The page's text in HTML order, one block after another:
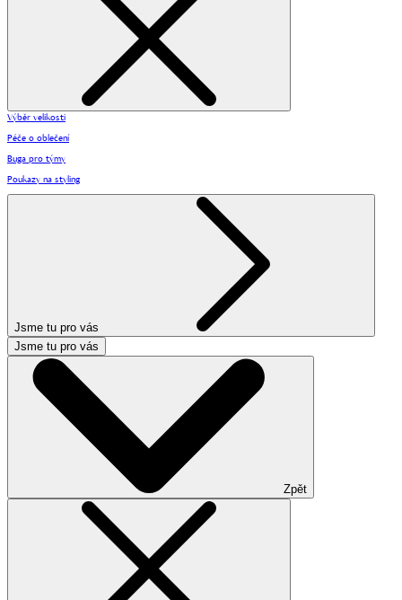
Výběr velikosti
Péče o oblečení
Buga pro týmy
Poukazy na styling
Jsme tu pro vás
Jsme tu pro vás
Zpět